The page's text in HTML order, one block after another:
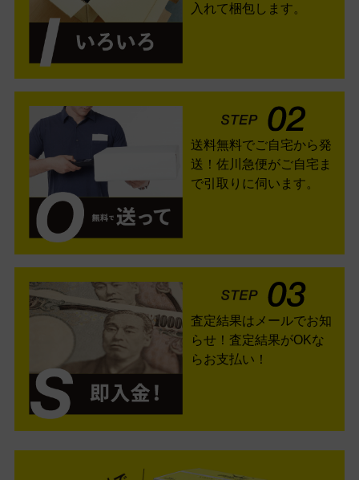
入れて梱包します。
送料無料でご自宅から発
送！佐川急便がご自宅ま
で引取りに伺います。
査定結果はメールでお知
らせ！査定結果がOKな
らお支払い！